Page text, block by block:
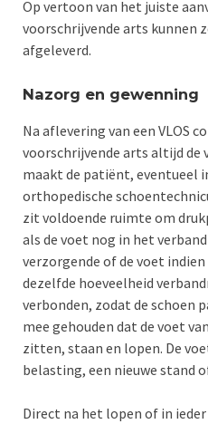
Op vertoon van het juiste
voorschrijvende arts kunnen
afgeleverd.
Nazorg en gewenning
Na aflevering van een VLOS
voorschrijvende arts altijd de
maakt de patiënt, eventueel
orthopedische
zit voldoende ruimte om
als de voet nog in het
verzorgende of de voet
dezelfde hoeveelheid
verbonden, zodat de schoen
mee gehouden dat de voet
zitten, staan en lopen. De
belasting, een nieuwe stand
Direct na het lopen of in